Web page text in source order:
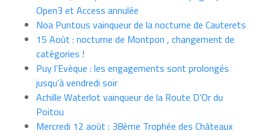
Open3 et Access annulée
Noa Puntous vainqueur de la nocturne de Cauterets
15 Août : nocturne de Montpon , changement de
catégories !
Puy l’Evèque : les engagements sont prolongés
jusqu’à vendredi soir
Achille Waterlot vainqueur de la Route D’Or du
Poitou
Mercredi 12 août : 38ème Trophée des Châteaux